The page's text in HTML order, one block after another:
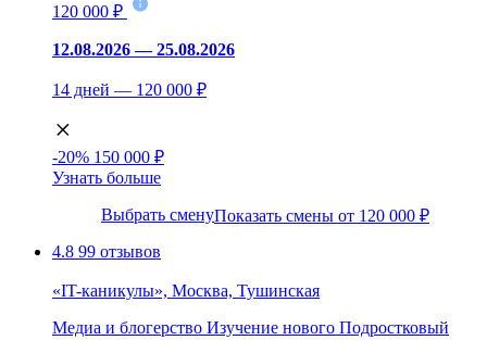
120 000 ₽
12.08.2026 — 25.08.2026
14 дней — 120 000 ₽
-20% 150 000 ₽
Узнать больше
Выбрать сменуПоказать смены от 120 000 ₽
4.8 99 отзывов
«IT-каникулы», Москва, Тушинская
Медиа и блогерство Изучение нового Подростковый